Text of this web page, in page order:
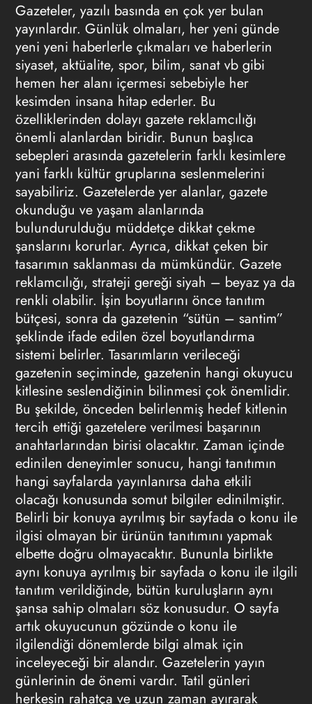
Gazeteler, yazılı basında en çok yer bulan
yayınlardır. Günlük olmaları, her yeni günde
yeni yeni haberlerle çıkmaları ve haberlerin
siyaset, aktüalite, spor, bilim, sanat vb gibi
hemen her alanı içermesi sebebiyle her
kesimden insana hitap ederler. Bu
özelliklerinden dolayı gazete reklamcılığı
önemli alanlardan biridir. Bunun başlıca
sebepleri arasında gazetelerin farklı kesimlere
yani farklı kültür gruplarına seslenmelerini
sayabiliriz. Gazetelerde yer alanlar, gazete
okunduğu ve yaşam alanlarında
bulundurulduğu müddetçe dikkat çekme
şanslarını korurlar. Ayrıca, dikkat çeken bir
tasarımın saklanması da mümkündür. Gazete
reklamcılığı, strateji gereği siyah – beyaz ya da
renkli olabilir. İşin boyutlarını önce tanıtım
bütçesi, sonra da gazetenin “sütün – santim”
şeklinde ifade edilen özel boyutlandırma
sistemi belirler. Tasarımların verileceği
gazetenin seçiminde, gazetenin hangi okuyucu
kitlesine seslendiğinin bilinmesi çok önemlidir.
Bu şekilde, önceden belirlenmiş hedef kitlenin
tercih ettiği gazetelere verilmesi başarının
anahtarlarından birisi olacaktır. Zaman içinde
edinilen deneyimler sonucu, hangi tanıtımın
hangi sayfalarda yayınlanırsa daha etkili
olacağı konusunda somut bilgiler edinilmiştir.
Belirli bir konuya ayrılmış bir sayfada o konu ile
ilgisi olmayan bir ürünün tanıtımını yapmak
elbette doğru olmayacaktır. Bununla birlikte
aynı konuya ayrılmış bir sayfada o konu ile ilgili
tanıtım verildiğinde, bütün kuruluşların aynı
şansa sahip olmaları söz konusudur. O sayfa
artık okuyucunun gözünde o konu ile
ilgilendiği dönemlerde bilgi almak için
inceleyeceği bir alandır. Gazetelerin yayın
günlerinin de önemi vardır. Tatil günleri
herkesin rahatça ve uzun zaman ayırarak